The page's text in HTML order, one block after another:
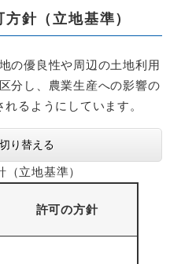
針（立地基準）
の優良性や周辺の土地利用
分し、農業生産への影響の
るようにしています。
り替える
立地基準）
許可の方針